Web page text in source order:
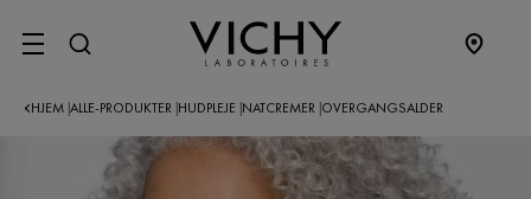
SITE MENU
HJEM ALLE-PRODUKTER HUDPLEJE NATCREMER OVERGANGSALDER